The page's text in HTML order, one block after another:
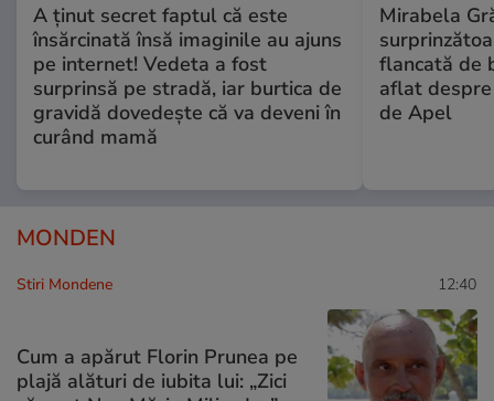
A ținut secret faptul că este
însărcinată însă imaginile au ajuns
pe internet! Vedeta a fost
surprinsă pe stradă, iar burtica de
gravidă dovedește că va deveni în
curând mamă
Mirabela
flancată de
aflat
de Apel
MONDEN
Stiri Mondene 12:40
Cum a apărut Florin Prunea pe
plajă alături de iubita lui: „Zici